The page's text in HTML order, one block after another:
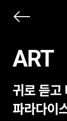
ART
문
제
귀로 듣고
파라다이